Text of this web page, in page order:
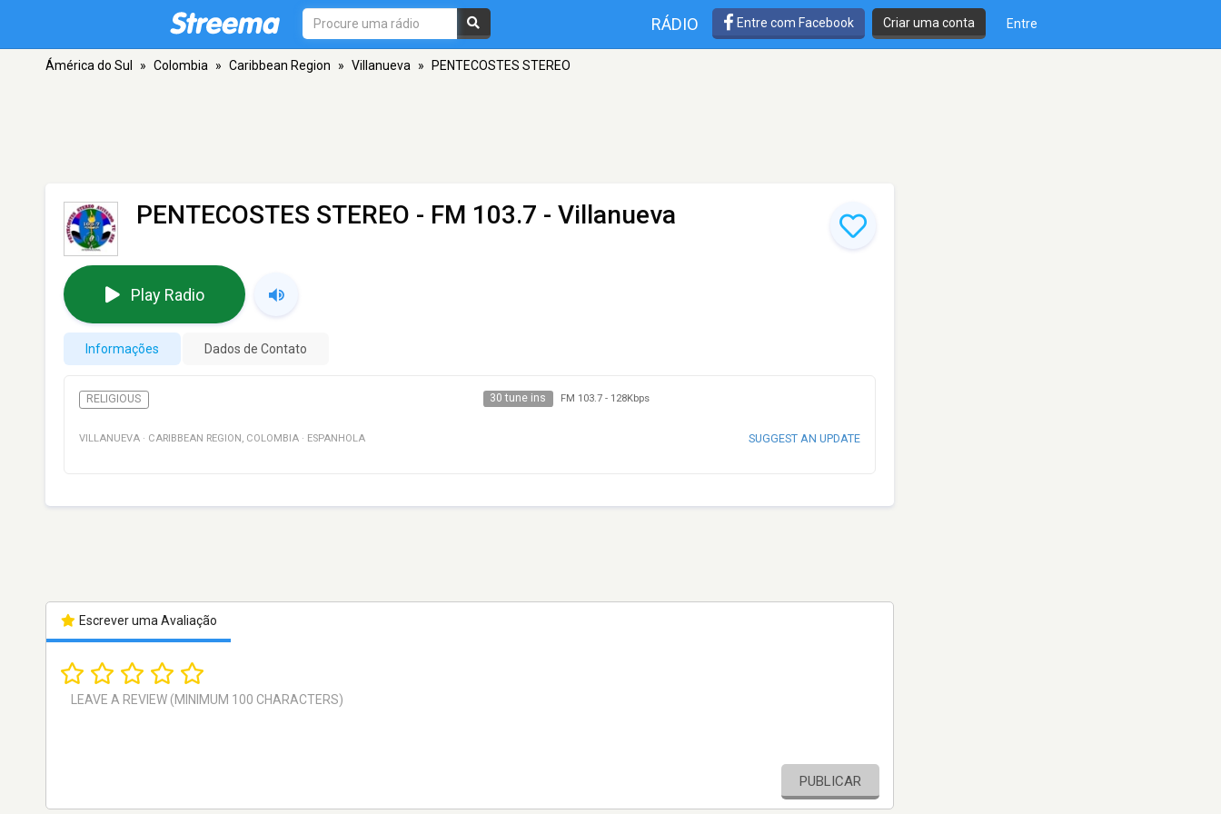
RÁDIO Entre com Facebook Criar uma conta Entre
Ámérica do Sul » Colombia » Caribbean Region » Villanueva » PENTECOSTES STEREO
PENTECOSTES STEREO - FM 103.7 - Villanueva
Play Radio
Informações Dados de Contato
RELIGIOUS 30 tune ins FM 103.7- 128Kbps
VILLANUEVA · CARIBBEAN REGION , COLOMBIA · ESPANHOLA SUGGEST AN UPDATE
Escrever uma Avaliação
PUBLICAR